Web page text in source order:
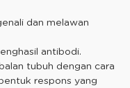
dan melawan
antibodi.
tubuh dengan cara
respons yang